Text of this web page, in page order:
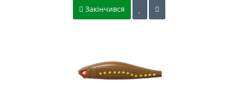
Закінчився